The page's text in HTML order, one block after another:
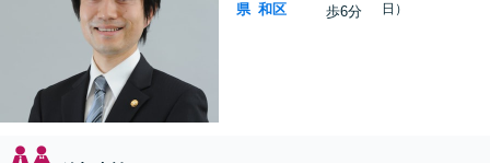
県 和区
歩6分
日）